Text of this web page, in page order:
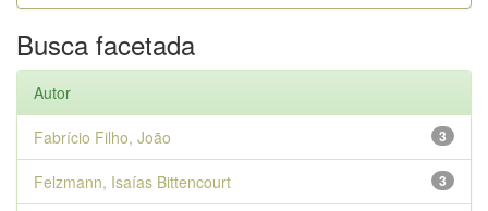
Busca facetada
Autor
3
Fabrício Filho, João
3
Felzmann, Isaías Bittencourt